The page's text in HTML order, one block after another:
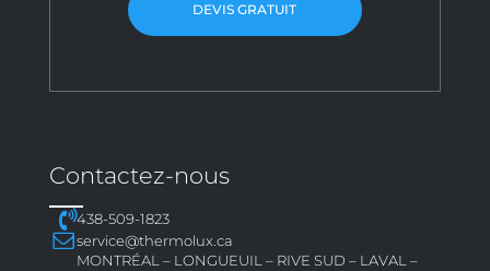
DEVIS GRATUIT
Contactez-nous
438-509-1823
service@thermolux.ca
MONTRÉAL – LONGUEUIL – RIVE SUD – LAVAL –